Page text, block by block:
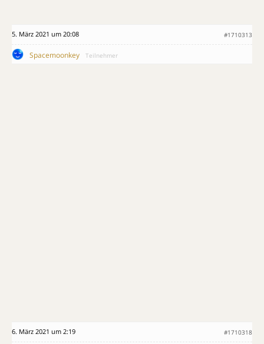
5. März 2021 um 20:08 #1710313
Spacemoonkey Teilnehmer
6. März 2021 um 2:19 #1710318